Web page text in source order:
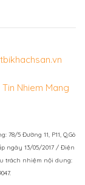
5 Đường 11, P11, Q.Gò
ngày 13/05/2017 / Điện
trách nhiệm nội dung: